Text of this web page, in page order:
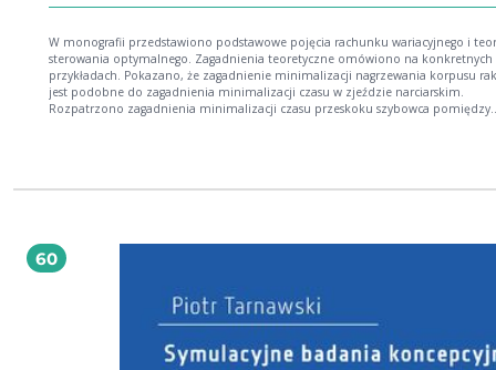
W monografii przedstawiono podstawowe pojęcia rachunku wariacyjnego i
sterowania optymalnego. Zagadnienia teoretyczne omówiono na konkretnych
przykładach. Pokazano, że zagadnienie minimalizacji nagrzewania korpusu
jest podobne do zagadnienia minimalizacji czasu w zjeździe narciarskim.
Rozpatrzono zagadnienia minimalizacji czasu przeskoku szybowca pomiędzy
minimalizacji toksycznego efektu w chemioterapii.
60